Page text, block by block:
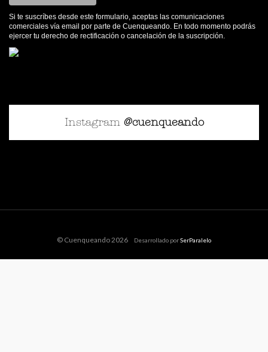
Si te suscríbes desde este formulario, aceptas las comunicaciones
comerciales vía email por parte de Cuenqueando. En todo momento podrás
ejercer tu derecho de rectificación o cancelación de la suscripción.
Instagram @cuenqueando
© Cuenqueando 2026 Desarrollado porSerParalelo